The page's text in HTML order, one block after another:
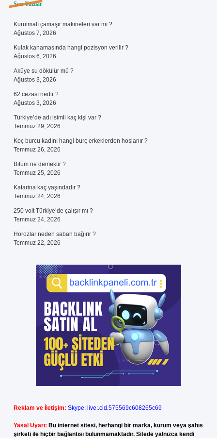
Sidebar
Son Yazılar
Kurutmalı çamaşır makineleri var mı ?
Ağustos 7, 2026
Kulak kanamasında hangi pozisyon verilir ?
Ağustos 6, 2026
Aküye su dökülür mü ?
Ağustos 3, 2026
62 cezası nedir ?
Ağustos 3, 2026
Türkiye’de adı isimli kaç kişi var ?
Temmuz 29, 2026
Koç burcu kadını hangi burç erkeklerden hoşlanır ?
Temmuz 26, 2026
Bitüm ne demektir ?
Temmuz 25, 2026
Katarina kaç yaşındadır ?
Temmuz 24, 2026
250 volt Türkiye’de çalışır mı ?
Temmuz 24, 2026
Horozlar neden sabah bağırır ?
Temmuz 22, 2026
Reklam ve İletişim: Skype: live:.cid.575569c608265c69
Yasal Uyarı: Bu internet sitesi, herhangi bir marka, kurum veya şahıs
şirketi ile hiçbir bağlantısı bulunmamaktadır. Sitede yalnızca kendi